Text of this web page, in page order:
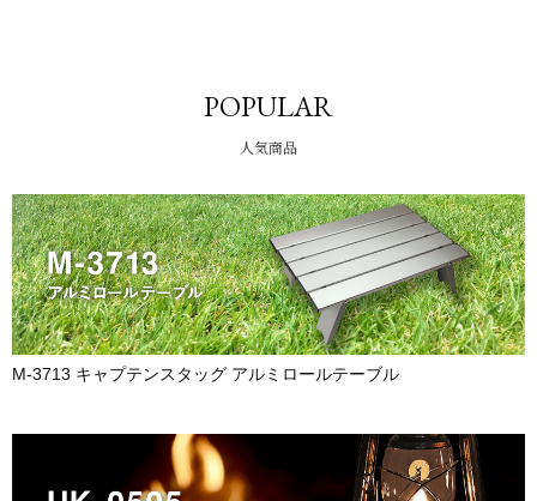
POPULAR
人気商品
M-3713 キャプテンスタッグ アルミロールテーブル